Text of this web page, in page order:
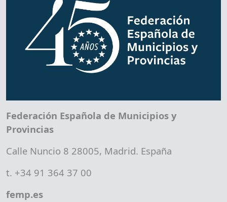
Federación Española de Municipios y
Provincias
Calle Nuncio 8 28005, Madrid. España
t. +34 91 364 37 00
femp.es